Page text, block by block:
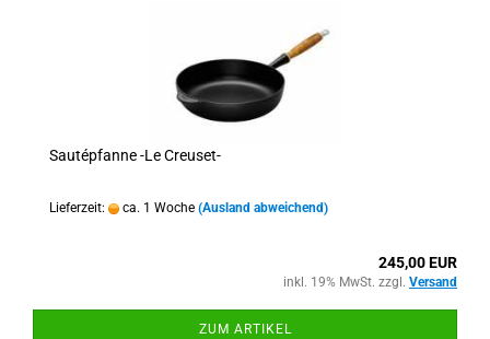
Sautépfanne -Le Creuset-
Lieferzeit: ca. 1 Woche (Ausland abweichend)
245,00 EUR
inkl. 19% MwSt. zzgl. Versand
ZUM ARTIKEL